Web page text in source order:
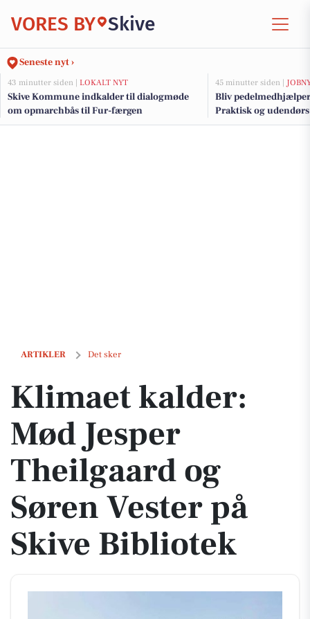
VORES BY Skive
Seneste nyt ›
43 minutter siden | LOKALT NYT
Skive Kommune indkalder til dialogmøde
om opmarchbås til Fur-færgen
45 minutter siden |
Bliv
Praktisk og
ARTIKLER Det sker
Klimaet kalder: Mød Jesper Theilgaard og Søren Vester på Skive
Klimaet kalder:
Mød Jesper
Theilgaard og
Søren Vester på
Skive Bibliotek